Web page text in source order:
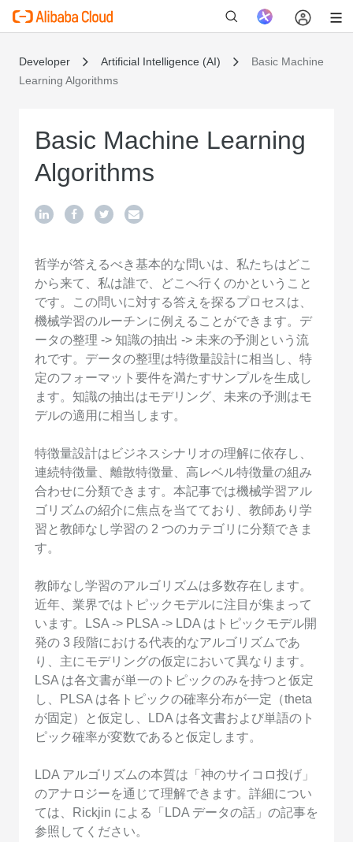
Developer Artificial Intelligence (AI)
Basic Machine
Learning Algorithms
Basic Machine Learning
Algorithms
哲学が答えるべき基本的な問いは、私たちはどこ
から来て、私は誰で、どこへ行くのかということ
です。この問いに対する答えを探るプロセスは、
機械学習のルーチンに例えることができます。デ
ータの整理 -> 知識の抽出 -> 未来の予測という流
れです。データの整理は特徴量設計に相当し、特
定のフォーマット要件を満たすサンプルを生成し
ます。知識の抽出はモデリング、未来の予測はモ
デルの適用に相当します。
特徴量設計はビジネスシナリオの理解に依存し、
連続特徴量、離散特徴量、高レベル特徴量の組み
合わせに分類できます。本記事では機械学習アル
ゴリズムの紹介に焦点を当てており、教師あり学
習と教師なし学習の 2 つのカテゴリに分類できま
す。
教師なし学習のアルゴリズムは多数存在します。
近年、業界ではトピックモデルに注目が集まって
います。LSA -> PLSA -> LDA はトピックモデル開
発の 3 段階における代表的なアルゴリズムであ
り、主にモデリングの仮定において異なります。
LSA は各文書が単一のトピックのみを持つと仮定
し、PLSA は各トピックの確率分布が一定（theta
が固定）と仮定し、LDA は各文書および単語のト
ピック確率が変数であると仮定します。
LDA アルゴリズムの本質は「神のサイコロ投げ」
のアナロジーを通じて理解できます。詳細につい
ては、Rickjin による「LDA データの話」の記事を
参照してください。